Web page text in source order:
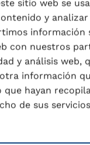
sitio web se
y
información
con nuestros
y análisis web,
información
que hayan
de sus